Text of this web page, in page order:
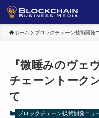
ホーム ブロックチェーン技術開発
『微睡みのヴェ
チェーントーク
て
ブロックチェーン技術開発ニュ